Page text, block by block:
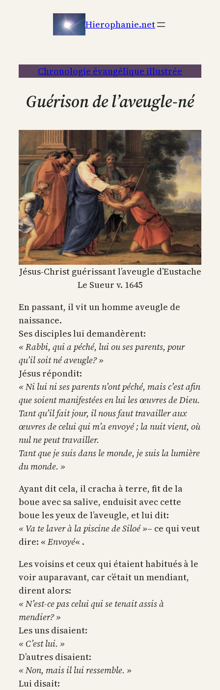
Hierophanie.net
Chronologie évangélique illustrée
Guérison de l’aveugle-né
Jésus-Christ guérissant l’aveugle d’Eustache
Le Sueur v. 1645
En passant, il vit un homme aveugle de
naissance.
Ses disciples lui demandèrent:
« Rabbi, qui a péché, lui ou ses parents, pour
qu’il soit né aveugle? »
Jésus répondit:
« Ni lui ni ses parents n’ont péché, mais c’est afin
que soient manifestées en lui les œuvres de Dieu.
Tant qu’il fait jour, il nous faut travailler aux
œuvres de celui qui m’a envoyé ; la nuit vient, où
nul ne peut travailler.
Tant que je suis dans le monde, je suis la lumière
du monde. »
Ayant dit cela, il cracha à terre, fit de la
boue avec sa salive, enduisit avec cette
boue les yeux de l’aveugle, et lui dit:
« Va te laver à la piscine de Siloé »– ce qui veut
dire: « Envoyé« .
Les voisins et ceux qui étaient habitués à le
voir auparavant, car c’était un mendiant,
dirent alors:
« N’est-ce pas celui qui se tenait assis à
mendier? »
Les uns disaient:
« C’est lui. »
D’autres disaient:
« Non, mais il lui ressemble. »
Lui disait: